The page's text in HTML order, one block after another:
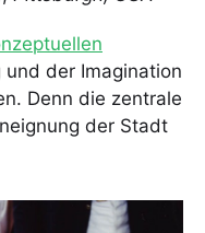
der Imagination
Denn die zentrale
der Stadt